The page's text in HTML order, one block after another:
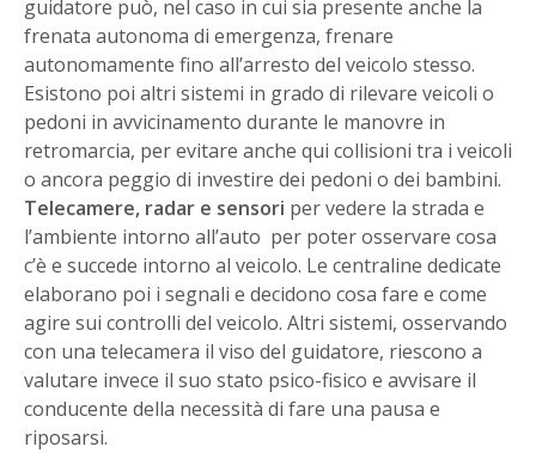
guidatore può, nel caso in cui sia presente anche la
frenata autonoma di emergenza, frenare
autonomamente fino all’arresto del veicolo stesso.
Esistono poi altri sistemi in grado di rilevare veicoli o
pedoni in avvicinamento durante le manovre in
retromarcia, per evitare anche qui collisioni tra i veicoli
o ancora peggio di investire dei pedoni o dei bambini.
Telecamere, radar e sensori per vedere la strada e
l’ambiente intorno all’auto per poter osservare cosa
c’è e succede intorno al veicolo. Le centraline dedicate
elaborano poi i segnali e decidono cosa fare e come
agire sui controlli del veicolo. Altri sistemi, osservando
con una telecamera il viso del guidatore, riescono a
valutare invece il suo stato psico-fisico e avvisare il
conducente della necessità di fare una pausa e
riposarsi.